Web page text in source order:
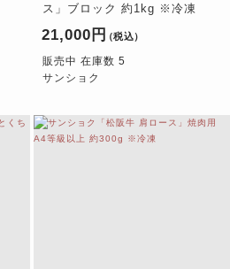
ス」ブロック 約1kg ※冷凍
21,000円 （税込）
販売中 在庫数 5
サンショク